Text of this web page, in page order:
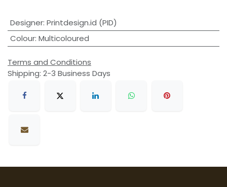
Designer: Printdesign.id (PID)
Colour: Multicoloured
Terms and Conditions
Shipping: 2-3 Business Days